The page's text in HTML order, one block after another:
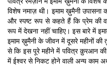
विशेष नमाज़ थी। इमाम ख़ुमैनी
और स्पष्ट रूप से कहते हैं कि प्रेम की
रूप में देखना नहीं चाहिए। इस बारे में
इमाम ख़ुमैनी के जीवन में दूसरे महीनों की
से कि इस पूरे महीने में पवित्र क़ुरआन
में ईश्वर से निकट होने वाली अन्य काम